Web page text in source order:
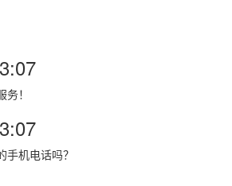
！
机电话吗？